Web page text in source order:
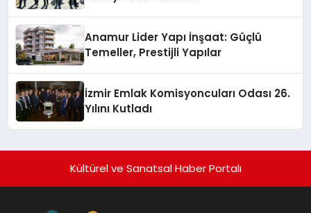
Anamur Lider Yapı İnşaat: Güçlü
Temeller, Prestijli Yapılar
İzmir Emlak Komisyoncuları Odası 26.
Yılını Kutladı
Kültürel ve Sanatsal Haber Portalı